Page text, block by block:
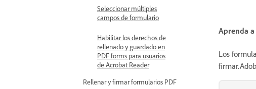
Seleccionar múltiples
campos de formulario
Habilitar los derechos de
rellenado y guardado en
PDF forms para usuarios
de Acrobat Reader
Rellenar y firmar formularios PDF
Aprenda
Los